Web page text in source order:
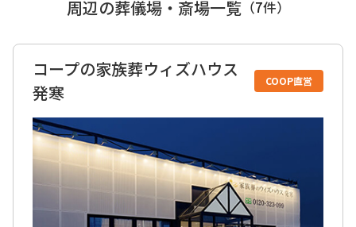
周辺の葬儀場・斎場一覧（7件）
コープの家族葬ウィズハウス
発寒
COOP直営